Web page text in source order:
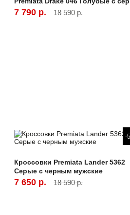
7 790 р. 18 590 р.
-
Кроссовки Premiata Lander 5362
Серые с черным мужские
7 650 р. 18 590 р.